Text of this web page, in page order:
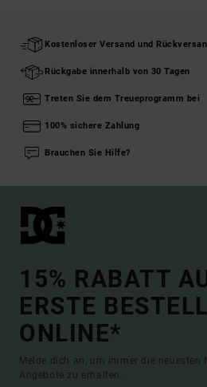
Kostenloser Versand und
Rückgabe innerhalb von 30 Tagen
Treten Sie dem Treueprogramm bei
100% sichere Zahlung
Brauchen Sie Hilfe?
15% RABATT
ERSTE
ONLINE*
Melde dich an, um immer die neuesten
Angebote zu erhalten.